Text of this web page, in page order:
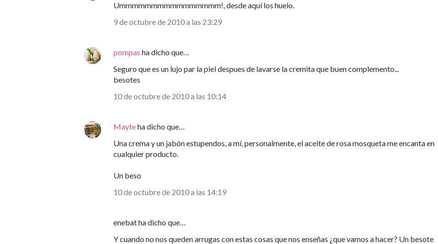
Ummmmmmmmmmmmmmmm!, desde aquí los huelo.
9 de octubre de 2010 a las 23:29
pompas ha dicho que…
Seguro que es un lujo par la piel despues de lavarse la cremita que buen complemento...
besotes
10 de octubre de 2010 a las 10:14
Mayteha dicho que…
Una crema y un jabón estupendos, a mí, personalmente, el aceite de rosa mosqueta me encanta en
cualquier producto.
Un beso
10 de octubre de 2010 a las 14:19
enebat ha dicho que…
Y cuando no nos queden arrugas con estas cosas que nos enseñas ¿que vamos a hacer? Un besote